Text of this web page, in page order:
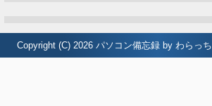
Copyright (C) 2026 パソコン備忘録 by わらっち